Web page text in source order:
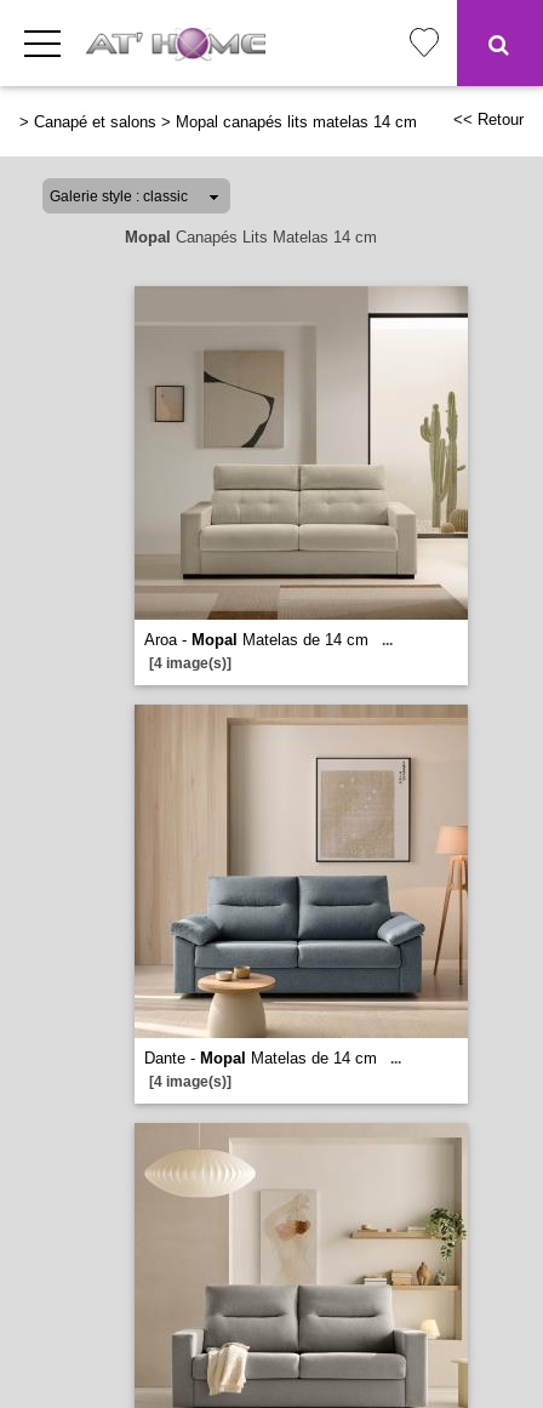
> Canapé et salons > Mopal canapés lits matelas 14 cm << Retour
Mopal Canapés Lits Matelas 14 cm
Aroa - Mopal Matelas de 14 cm
...
[4 image(s)]
Dante - Mopal Matelas de 14 cm
...
[4 image(s)]